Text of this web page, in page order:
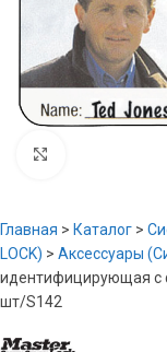
Главная > Каталог >
LOCK) > Аксессуары
идентифицирующая с
шт/S142